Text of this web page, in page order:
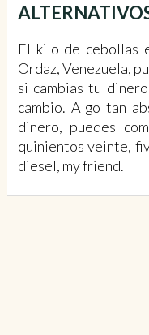
El kilo de cebollas
Ordaz, Venezuela,
si cambias tu
cambio. Algo tan
dinero, puedes
quinientos veinte,
diesel, my friend.